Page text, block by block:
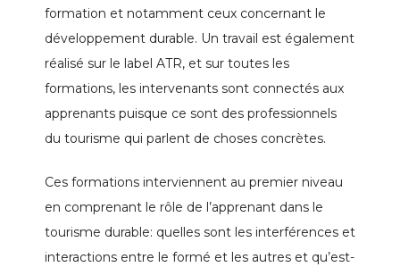
formation et notamment ceux concernant le
développement durable. Un travail est également
réalisé sur le label ATR, et sur toutes les
formations, les intervenants sont connectés aux
apprenants puisque ce sont des professionnels
du tourisme qui parlent de choses concrètes.
Ces formations interviennent au premier niveau
en comprenant le rôle de l’apprenant dans le
tourisme durable: quelles sont les interférences et
interactions entre le formé et les autres et qu’est-